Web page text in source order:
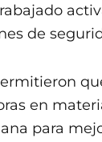
de
en
para